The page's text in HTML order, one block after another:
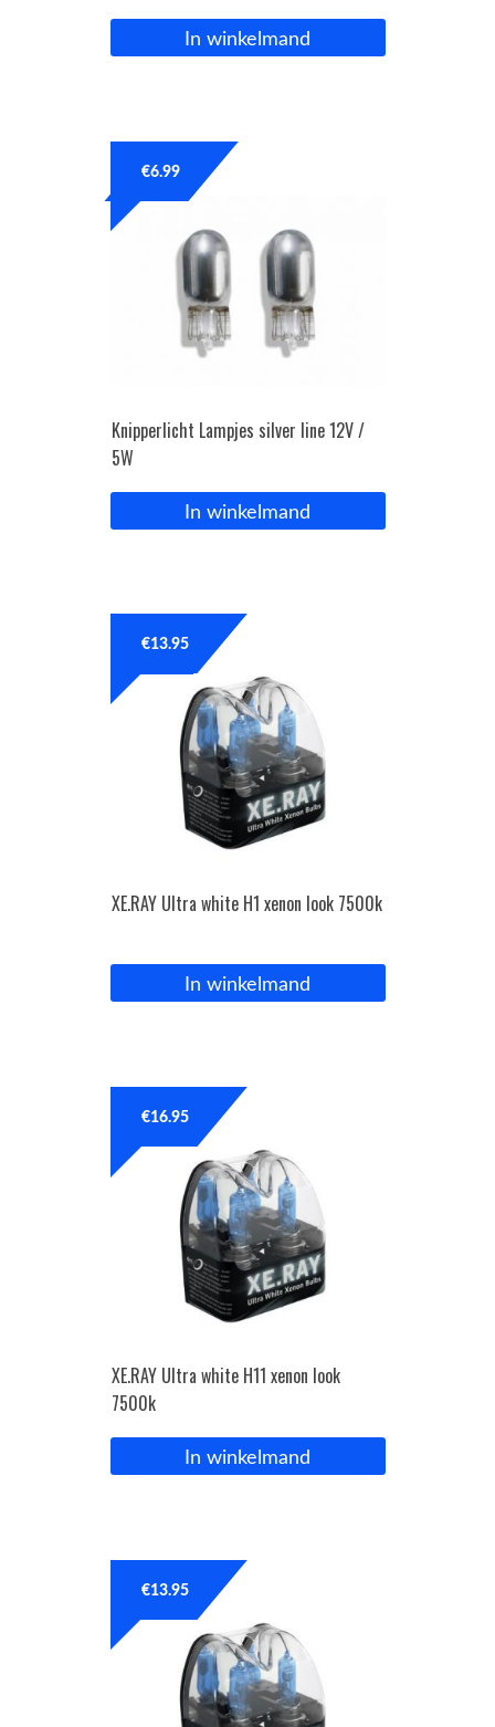
In winkelmand
Knipperlicht Lampjes silver line 12V /
5W
€6.99
In winkelmand
XE.RAY Ultra white H1 xenon look 7500k
€13.95
In winkelmand
XE.RAY Ultra white H11 xenon look
7500k
€16.95
In winkelmand
€13.95